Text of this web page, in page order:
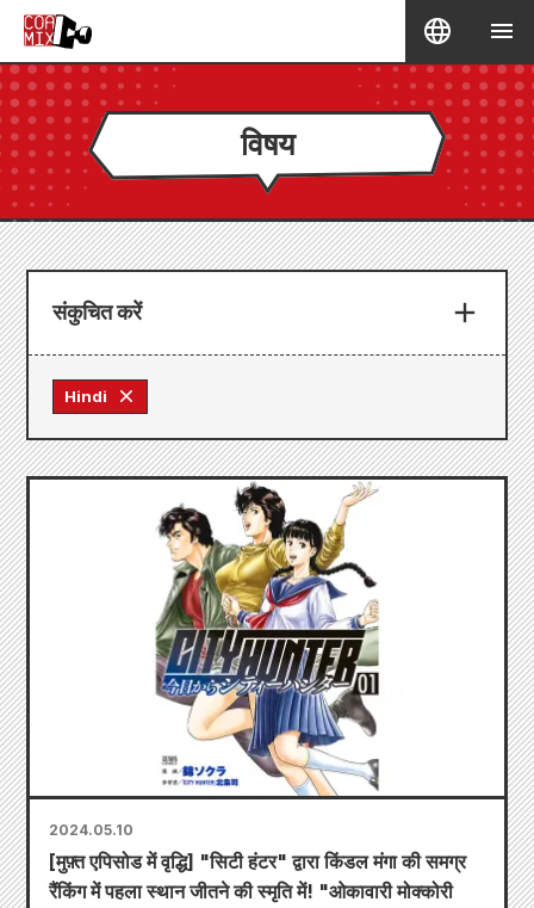
विषय
संकुचित करें
Hindi
2024.05.10
[मुफ़्त एपिसोड में वृद्धि] "सिटी हंटर" द्वारा किंडल मंगा की समग्र
रैंकिंग में पहला स्थान जीतने की स्मृति में! "ओकावारी मोक्कोरी